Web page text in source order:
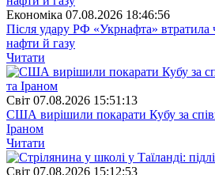
Економіка 07.08.2026 18:46:56
Після удару РФ «Укрнафта» втратила
нафти й газу
Читати
Свiт 07.08.2026 15:51:13
США вирішили покарати Кубу за
Іраном
Читати
Свiт 07.08.2026 15:12:53